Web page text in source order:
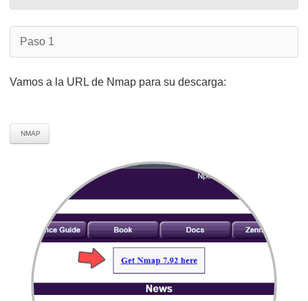
Paso 1
Vamos a la URL de Nmap para su descarga:
NMAP